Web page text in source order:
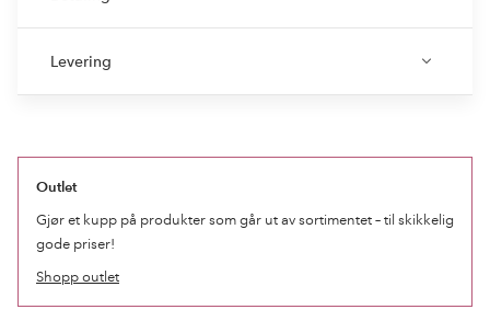
Levering
Outlet
Gjør et kupp på produkter som går ut av sortimentet – til skikkelig
gode priser!
Shopp outlet